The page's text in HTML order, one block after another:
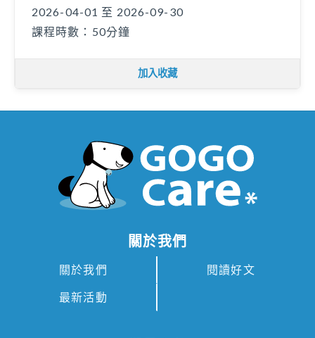
2026-04-01 至 2026-09-30
課程時數：50分鐘
加入收藏
關於我們
關於我們 閱讀好文
最新活動